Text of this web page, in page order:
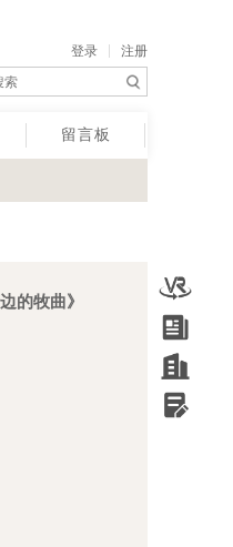
登录 注册
留言板
的牧曲》